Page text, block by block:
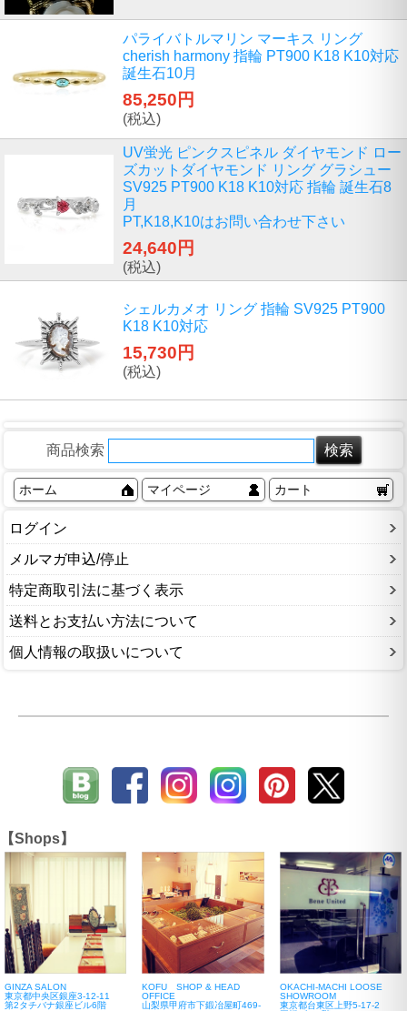
パライバトルマリン マーキス リング
cherish harmony 指輪 PT900 K18 K10対応
誕生石10月
85,250円
(税込)
UV蛍光 ピンクスピネル ダイヤモンド ロー
ズカットダイヤモンド リング グラシュー
SV925 PT900 K18 K10対応 指輪 誕生石8
月
PT,K18,K10はお問い合わせ下さい
24,640円
(税込)
シェルカメオ リング 指輪 SV925 PT900
K18 K10対応
15,730円
(税込)
商品検索
ホーム マイページ カート
ログイン
メルマガ申込/停止
特定商取引法に基づく表示
送料とお支払い方法について
個人情報の取扱いについて
【Shops】
GINZA SALON
東京都中央区銀座3-12-11
第2タチバナ銀座ビル6階
KOFU SHOP & HEAD
OFFICE
山梨県甲府市下鍛冶屋町469-
OKACHI-MACHI LOOSE
SHOWROOM
東京都台東区上野5-17-2